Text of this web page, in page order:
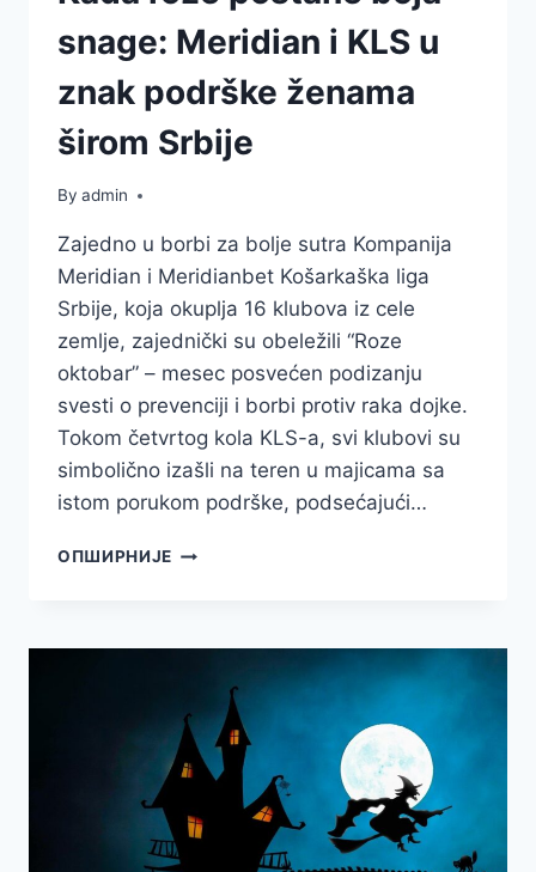
snage: Meridian i KLS u
znak podrške ženama
širom Srbije
By admin
Zajedno u borbi za bolje sutra Kompanija
Meridian i Meridianbet Košarkaška liga
Srbije, koja okuplja 16 klubova iz cele
zemlje, zajednički su obeležili “Roze
oktobar” – mesec posvećen podizanju
svesti o prevenciji i borbi protiv raka dojke.
Tokom četvrtog kola KLS-a, svi klubovi su
simbolično izašli na teren u majicama sa
istom porukom podrške, podsećajući…
ОПШИРНИЈЕ KADA
SNAGE:
KLS
U
ZNAK
PODRŠKE
ŽENAMA
ŠIROM